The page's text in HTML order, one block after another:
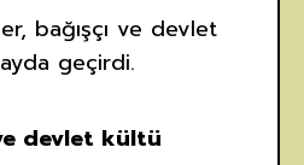
bağışçı ve devlet
geçirdi.
devlet kültü